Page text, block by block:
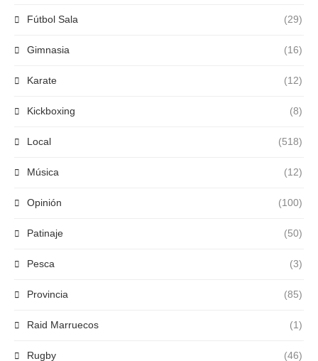
Fútbol Sala (29)
Gimnasia (16)
Karate (12)
Kickboxing (8)
Local (518)
Música (12)
Opinión (100)
Patinaje (50)
Pesca (3)
Provincia (85)
Raid Marruecos (1)
Rugby (46)